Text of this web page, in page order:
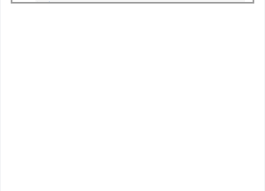
能力を登場させてしまうｗｗｗｗｗｗｗ